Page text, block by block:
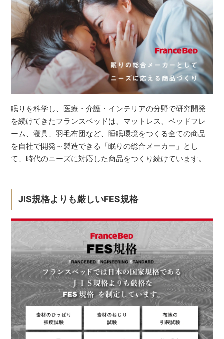
眠りを科学し、医療・介護・インテリアの分野で研究開発
を続けてきたフランスベッドは、マットレス、ベッドフレ
ーム、寝具、羽毛布団など、睡眠環境をつくる全ての商品
を自社で開発～製造できる「眠りの総合メーカー」とし
て、時代のニーズに対応した商品をつくり続けています。
JIS規格よりも厳しいFES規格